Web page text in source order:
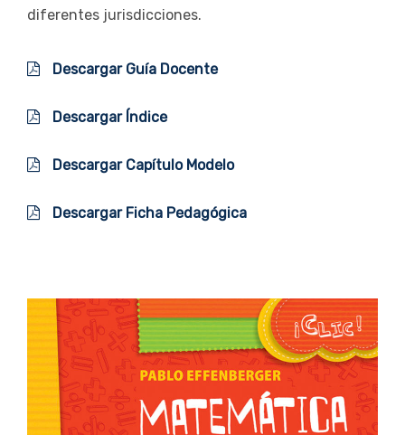
diferentes jurisdicciones.
Descargar Guía Docente
Descargar Índice
Descargar Capítulo Modelo
Descargar Ficha Pedagógica